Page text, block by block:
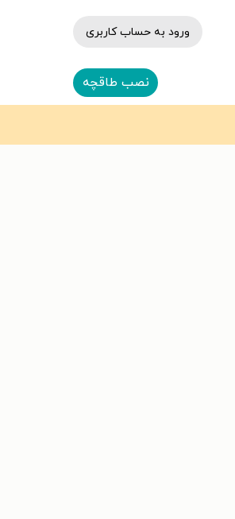
ورود به حساب کاربری
نصب طاقچه